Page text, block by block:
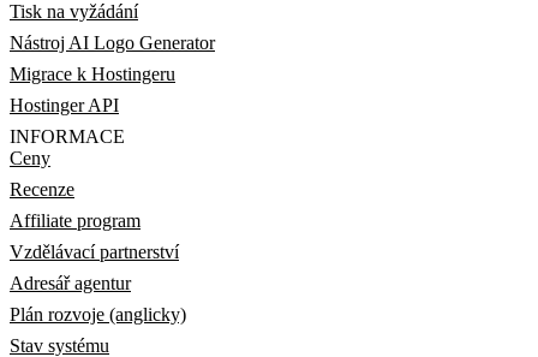
Tisk na vyžádání
Nástroj AI Logo Generator
Migrace k Hostingeru
Hostinger API
INFORMACE
Ceny
Recenze
Affiliate program
Vzdělávací partnerství
Adresář agentur
Plán rozvoje (anglicky)
Stav systému